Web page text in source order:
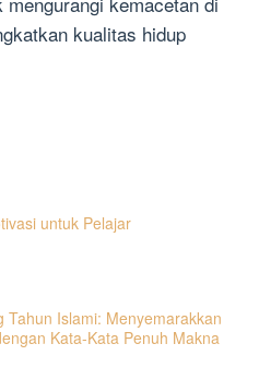
kualitas hidup
untuk Pelajar
Tahun Islami: Menyemarakkan
Kata-Kata Penuh Makna